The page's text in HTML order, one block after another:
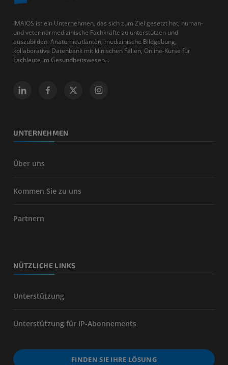
IMAIOS ist ein Unternehmen, das sich zum Ziel gesetzt hat, human-
und veterinärmedizinische Fachkräfte zu unterstützen und
auszubilden. Anatomieatlanten, medizinische Bildgebung,
kollaborative Datenbank mit klinischen Fällen, Online-Kurse für
Fachleute im Gesundheitswesen...
UNTERNEHMEN
Über uns
Kommen Sie zu uns
Partnern
NÜTZLICHE LINKS
Unterstützung
Unterstützung für IP-Abonnements
FINDEN SIE IHRE LÖSUNG